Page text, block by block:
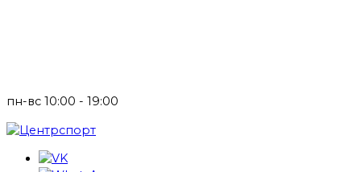
пн-вс 10:00 - 19:00